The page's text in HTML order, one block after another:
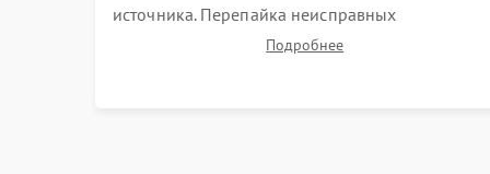
источника. Перепайка неисправных
компонентов на платах. Замена DMD-чипа при
Подробнее